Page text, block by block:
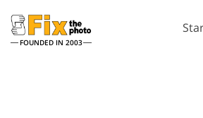
FOUNDED IN 2003